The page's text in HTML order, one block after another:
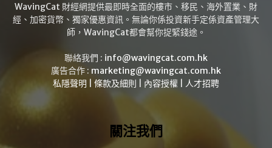
WavingCat 財經網提供最即時全面的樓市、移民、海外置業、財
經、加密貨幣、獨家優惠資訊。無論你係投資新手定係資產管理大
師，WavingCat都會幫你捉緊錢途。
聯絡我們 : info@wavingcat.com.hk
廣告合作 : marketing@wavingcat.com.hk
私隱聲明
條款及細則 內容授權 人才招聘
關注我們